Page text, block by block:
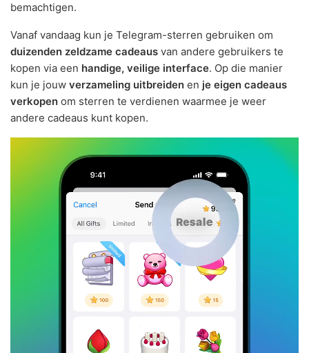
bemachtigen.
Vanaf vandaag kun je Telegram-sterren gebruiken om
duizenden zeldzame cadeaus van andere gebruikers te
kopen via een handige, veilige interface. Op die manier
kun je jouw verzameling uitbreiden en je eigen cadeaus
verkopen om sterren te verdienen waarmee je weer
andere cadeaus kunt kopen.